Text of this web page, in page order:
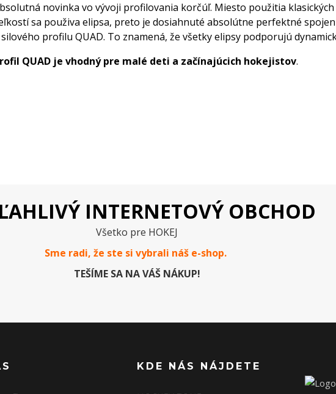
novinka vo vývoji profilovania korčúľ. Miesto použitia
sa použiva elipsa, preto je dosiahnuté absolútne perfektné
profilu QUAD. To znamená, že všetky elipsy podporujú
QUAD je vhodný pre malé deti a začínajúcich hokejistov.
INTERNETOVÝ OBCHOD
Všetko pre HOKEJ
Sme radi, že ste si vybrali náš e-shop.
TEŠÍME SA NA VÁŠ NÁKUP!
KDE NÁS NÁJDETE